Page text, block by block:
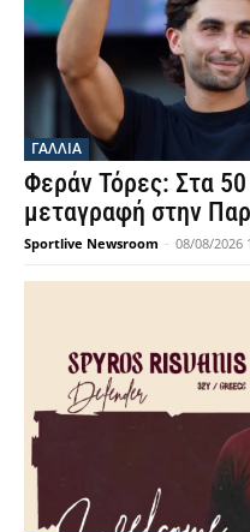
ΓΑΛΛΙΑ
Φεράν Τόρες: Στα
μεταγραφή στην
Sportlive Newsroom - 08/08/2026